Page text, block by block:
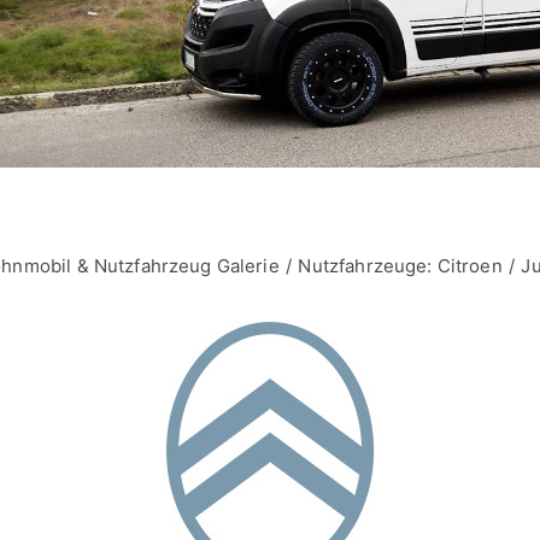
& Nutzfahrzeug Galerie Nutzfahrzeuge: Citroen